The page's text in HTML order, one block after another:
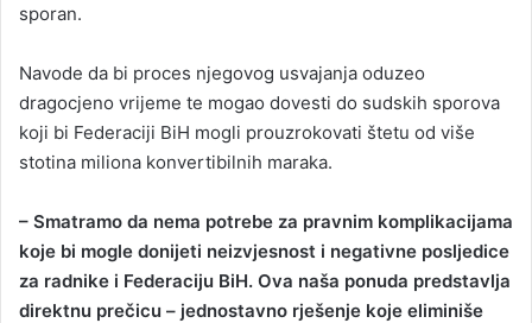
sporan.
Navode da bi proces njegovog usvajanja oduzeo
dragocjeno vrijeme te mogao dovesti do sudskih sporova
koji bi Federaciji BiH mogli prouzrokovati štetu od više
stotina miliona konvertibilnih maraka.
– Smatramo da nema potrebe za pravnim komplikacijama
koje bi mogle donijeti neizvjesnost i negativne posljedice
za radnike i Federaciju BiH. Ova naša ponuda predstavlja
direktnu prečicu – jednostavno rješenje koje eliminiše